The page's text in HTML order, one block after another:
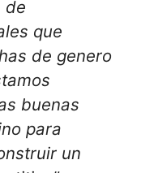
de
que
de genero
buenas
para
un